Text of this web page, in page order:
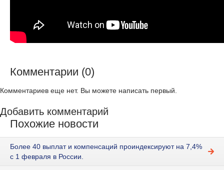
Комментарии (0)
Комментариев еще нет. Вы можете написать первый.
Добавить комментарий
Похожие новости
Более 40 выплат и компенсаций проиндексируют на 7,4%
с 1 февраля в России.